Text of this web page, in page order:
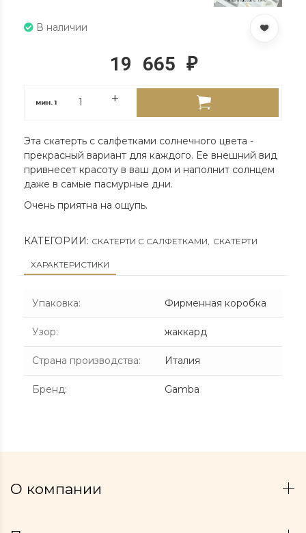
В наличии
19 665 ₽
мин.1
Эта скатерть с салфетками солнечного цвета -
прекрасный вариант для каждого. Ее внешний вид
привнесет красоту в ваш дом и наполнит солнцем
даже в самые пасмурные дни.
Очень приятна на ощупь.
КАТЕГОРИИ: СКАТЕРТИ С САЛФЕТКАМИ СКАТЕРТИ
ХАРАКТЕРИСТИКИ
Упаковка: Фирменная коробка
Узор: жаккард
Страна производства: Италия
Бренд: Gamba
О компании